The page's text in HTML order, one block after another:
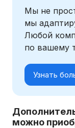
Мы не
мы
Любой
по вашему
Узнать
можно